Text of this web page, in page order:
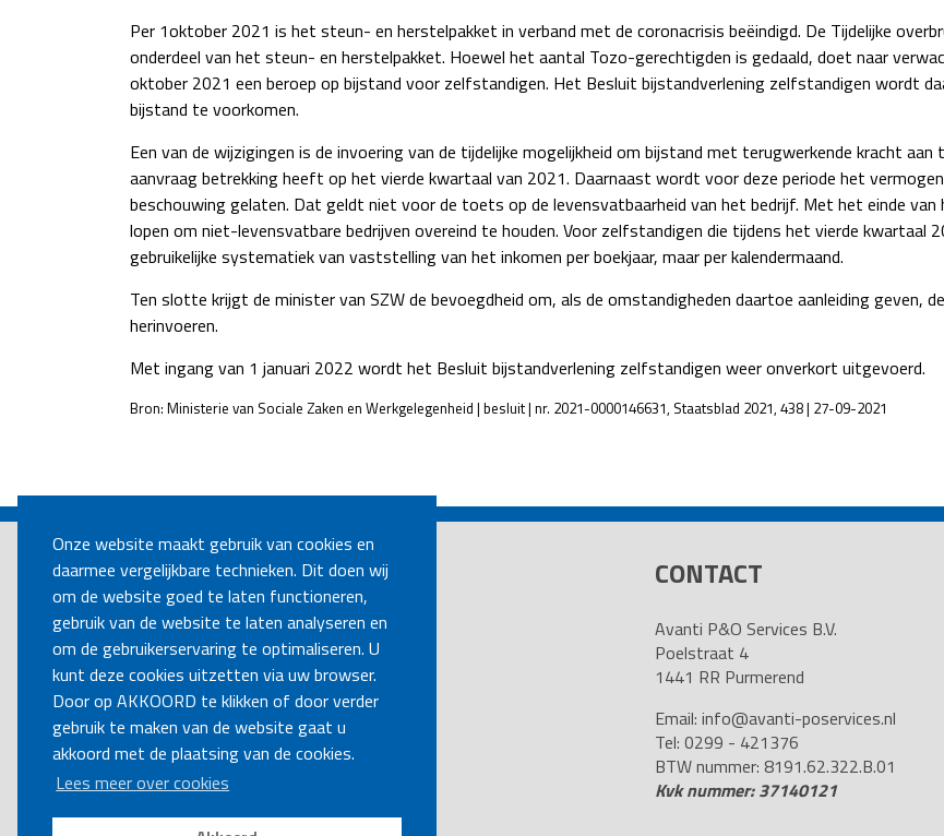
Onze website maakt gebruik van cookies en
daarmee vergelijkbare technieken. Dit doen wij
om de website goed te laten functioneren,
gebruik van de website te laten analyseren en
om de gebruikerservaring te optimaliseren. U
kunt deze cookies uitzetten via uw browser.
Door op AKKOORD te klikken of door verder
gebruik te maken van de website gaat u
akkoord met de plaatsing van de cookies.
Lees meer over cookies
Per 1oktober 2021 is het steun- en herstelpakket in verband met de coronacrisis beëindigd. De Tijdelijke
onderdeel van het steun- en herstelpakket. Hoewel het aantal Tozo-gerechtigden is gedaald, doet naar
oktober 2021 een beroep op bijstand voor zelfstandigen. Het Besluit bijstandverlening zelfstandigen wordt
bijstand te voorkomen.
Een van de wijzigingen is de invoering van de tijdelijke mogelijkheid om bijstand met terugwerkende kracht
aanvraag betrekking heeft op het vierde kwartaal van 2021. Daarnaast wordt voor deze periode het
beschouwing gelaten. Dat geldt niet voor de toets op de levensvatbaarheid van het bedrijf. Met het einde
lopen om niet-levensvatbare bedrijven overeind te houden. Voor zelfstandigen die tijdens het vierde kwartaal
gebruikelijke systematiek van vaststelling van het inkomen per boekjaar, maar per kalendermaand.
Ten slotte krijgt de minister van SZW de bevoegdheid om, als de omstandigheden daartoe aanleiding geven,
herinvoeren.
Met ingang van 1 januari 2022 wordt het Besluit bijstandverlening zelfstandigen weer onverkort uitgevoerd.
Bron: Ministerie van Sociale Zaken en Werkgelegenheid | besluit | nr. 2021-0000146631, Staatsblad 2021, 438 | 27-09-2021
NAVIGATION
CONTACT
Avanti P&O Services B.V.
Poelstraat 4
1441 RR Purmerend
Email: info@avanti-poservices.nl
Tel: 0299 - 421376
BTW nummer: 8191.62.322.B.01
Kvk nummer: 37140121